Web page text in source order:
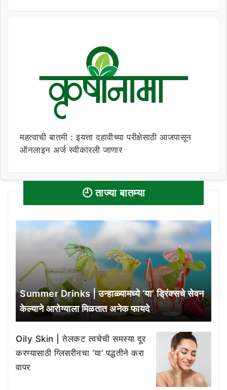
महत्वाची बातमी : इयत्ता दहावीच्या परीक्षेसाठी आजपासून
ऑनलाइन अर्ज स्वीकारली जाणार
🕘 ताज्या बातम्या
Summer Drinks | उन्हाळ्यामध्ये ‘या’ ड्रिंक्सचे सेवन
केल्याने आरोग्याला मिळतात अनेक फायदे
Oily Skin | तेलकट त्वचेची समस्या दूर
करण्यासाठी ग्लिसरीनचा ‘या’ पद्धतीने करा
वापर